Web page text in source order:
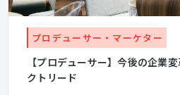
プロデューサー・マーケター
【プロデューサー】今後の企業
クトリード